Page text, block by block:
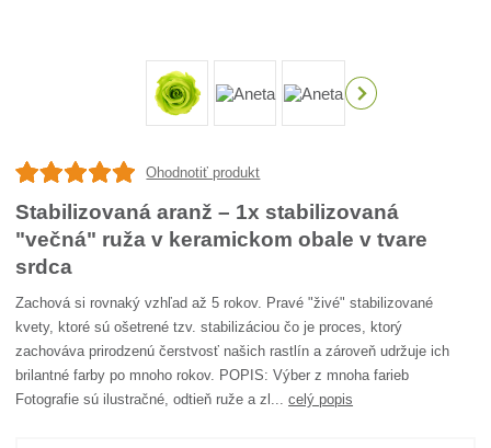
Ohodnotiť produkt
Stabilizovaná aranž – 1x stabilizovaná
"večná" ruža v keramickom obale v tvare
srdca
Zachová si rovnaký vzhľad až 5 rokov. Pravé "živé" stabilizované
kvety, ktoré sú ošetrené tzv. stabilizáciou čo je proces, ktorý
zachováva prirodzenú čerstvosť našich rastlín a zároveň udržuje ich
brilantné farby po mnoho rokov. POPIS: Výber z mnoha farieb
Fotografie sú ilustračné, odtieň ruže a zl...celý popis